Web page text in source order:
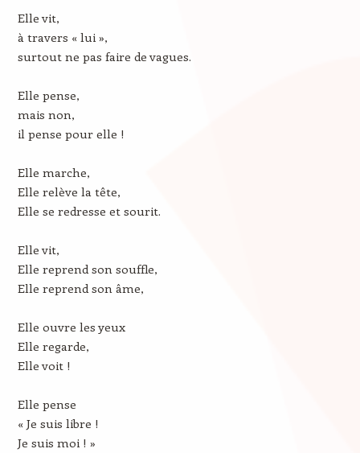
Elle vit,
à travers « lui »,
surtout ne pas faire de vagues.
Elle pense,
mais non,
il pense pour elle !
Elle marche,
Elle relève la tête,
Elle se redresse et sourit.
Elle vit,
Elle reprend son souffle,
Elle reprend son âme,
Elle ouvre les yeux
Elle regarde,
Elle voit !
Elle pense
« Je suis libre !
Je suis moi ! »